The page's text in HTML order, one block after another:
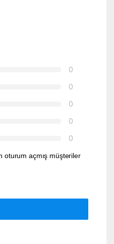
0
0
0
0
0
oturum açmış müşteriler